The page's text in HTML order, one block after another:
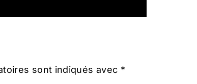
sont indiqués avec *